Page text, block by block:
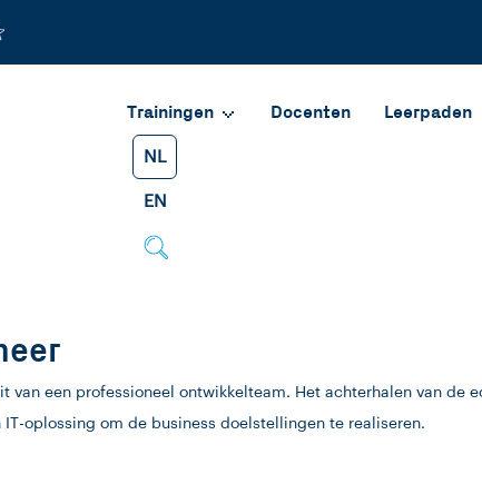
Trainingen Docenten Leerpaden
NL
EN
van een professioneel ontwikkelteam. Het achterhalen van de
oplossing om de business doelstellingen te realiseren.